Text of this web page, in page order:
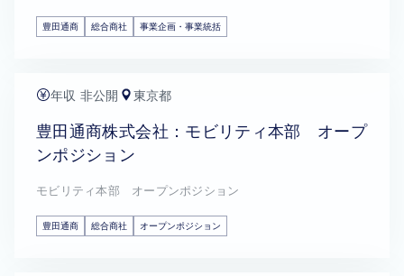
豊田通商 総合商社 事業企画・事業統括
年収 非公開 東京都
豊田通商株式会社：モビリティ本部 オープ
ンポジション
モビリティ本部 オープンポジション
豊田通商 総合商社 オープンポジション